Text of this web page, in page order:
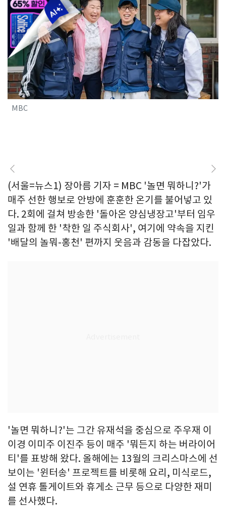
MBC
(서울=뉴스1) 장아름 기자 = MBC '놀면 뭐하니?'가
매주 선한 행보로 안방에 훈훈한 온기를 불어넣고 있
다. 2회에 걸쳐 방송한 '돌아온 양심냉장고'부터 임우
일과 함께 한 '착한 일 주식회사', 여기에 약속을 지킨
'배달의 놀뭐-홍천' 편까지 웃음과 감동을 다잡았다.
'놀면 뭐하니?'는 그간 유재석을 중심으로 주우재 이
이경 이미주 이진주 등이 매주 '뭐든지 하는 버라이어
티'를 표방해 왔다. 올해에는 13월의 크리스마스에 선
보이는 '윈터송' 프로젝트를 비롯해 요리, 미식로드,
설 연휴 톨게이트와 휴게소 근무 등으로 다양한 재미
를 선사했다.